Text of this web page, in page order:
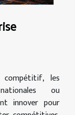
les
ou
innover pour